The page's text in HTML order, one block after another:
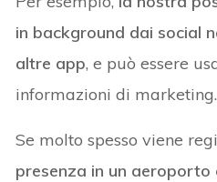
in background dai social
altre app, e può essere
informazioni di marketing.
Se molto spesso viene
presenza in un aeroporto